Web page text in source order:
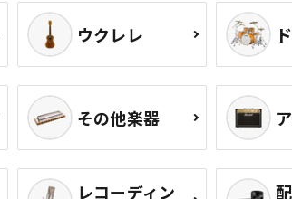
ウクレレ
その他楽器
レコーディン